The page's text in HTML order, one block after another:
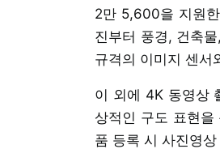
2만 5,600을 지원
진부터 풍경, 건축
규격의 이미지 센서
이 외에 4K 동영상
상적인 구도 표현
품 등록 시 사진영